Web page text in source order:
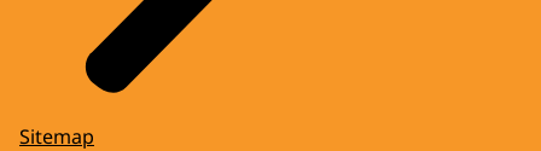
Sitemap